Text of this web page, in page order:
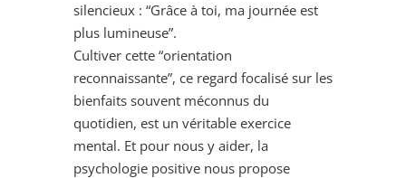
silencieux : “Grâce à toi, ma journée est
plus lumineuse”.
Cultiver cette “orientation
reconnaissante”, ce regard focalisé sur les
bienfaits souvent méconnus du
quotidien, est un véritable exercice
mental. Et pour nous y aider, la
psychologie positive nous propose